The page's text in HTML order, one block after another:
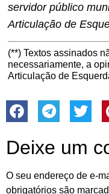
servidor público
Articulação de
(**) Textos assinados
necessariamente, a
Articulação de
Deixe um
O seu endereço de e-
obrigatórios são